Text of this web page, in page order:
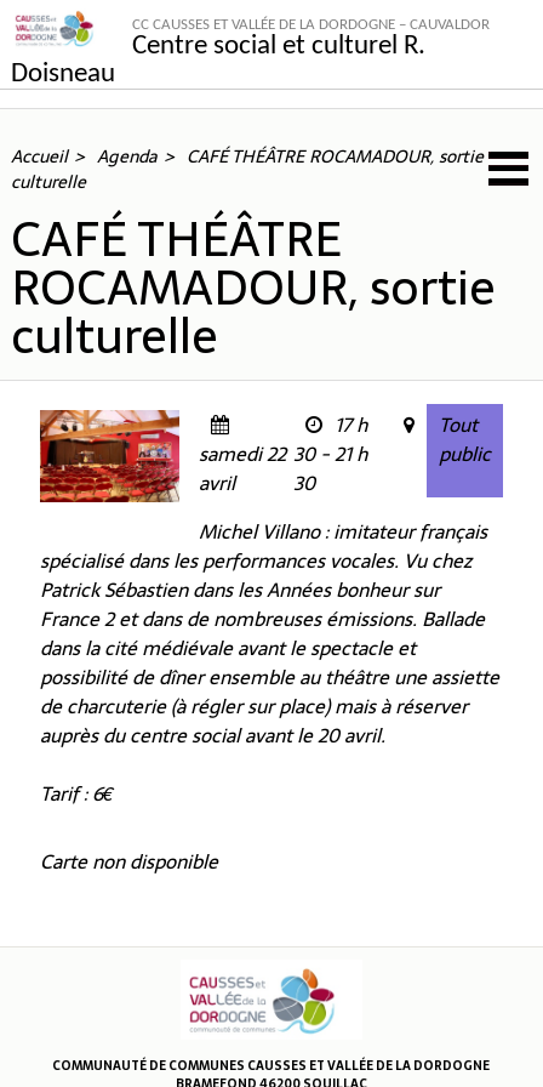
CC CAUSSES ET VALLÉE DE LA DORDOGNE – CAUVALDOR
Centre social et culturel R.
Doisneau
Accueil Agenda
CAFÉ THÉÂTRE ROCAMADOUR, sortie
culturelle
CAFÉ THÉÂTRE
ROCAMADOUR, sortie
culturelle
samedi 22
avril
17 h
30 - 21 h
30
Tout
public
Michel Villano : imitateur français
spécialisé dans les performances vocales. Vu chez
Patrick Sébastien dans les Années bonheur sur
France 2 et dans de nombreuses émissions. Ballade
dans la cité médiévale avant le spectacle et
possibilité de dîner ensemble au théâtre une assiette
de charcuterie (à régler sur place) mais à réserver
auprès du centre social avant le 20 avril.
Tarif : 6€
Carte non disponible
COMMUNAUTÉ DE COMMUNES CAUSSES ET VALLÉE DE LA DORDOGNE